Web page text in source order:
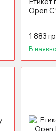
Open
1 883
В